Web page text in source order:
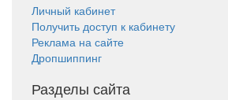
Личный кабинет
Получить доступ к кабинету
Реклама на сайте
Дропшиппинг
Разделы сайта